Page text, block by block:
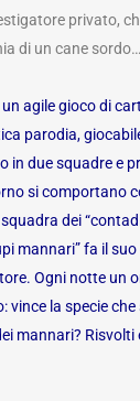
privato,
di un cane
agile gioco di
parodia,
in due squadre e
si comportano
dei
mannari” fa il
Ogni notte un
vince la specie
mannari?